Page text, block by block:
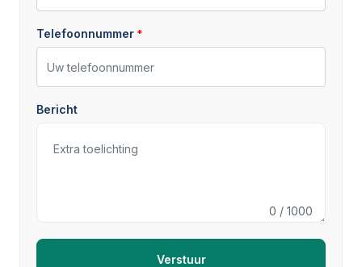
Telefoonnummer
Bericht
0 / 1000
Verstuur